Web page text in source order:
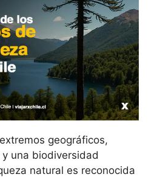
geográficos,
una biodiversidad
natural es reconocida